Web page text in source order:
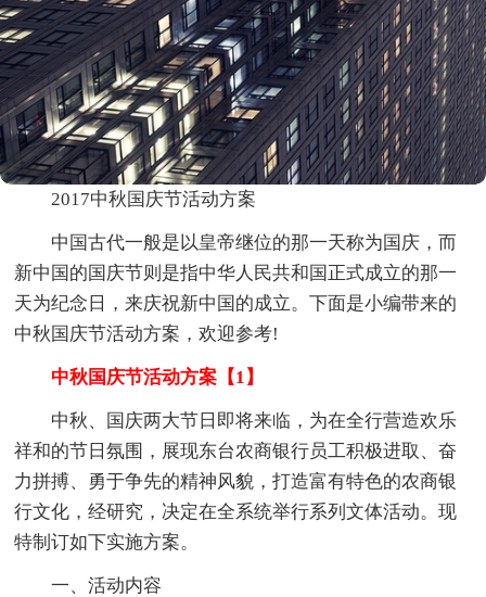
2017中秋国庆节活动方案
中国古代一般是以皇帝继位的那一天称为国庆，而
新中国的国庆节则是指中华人民共和国正式成立的那一
天为纪念日，来庆祝新中国的成立。下面是小编带来的
中秋国庆节活动方案，欢迎参考!
中秋国庆节活动方案【1】
中秋、国庆两大节日即将来临，为在全行营造欢乐
祥和的节日氛围，展现东台农商银行员工积极进取、奋
力拼搏、勇于争先的精神风貌，打造富有特色的农商银
行文化，经研究，决定在全系统举行系列文体活动。现
特制订如下实施方案。
一、活动内容